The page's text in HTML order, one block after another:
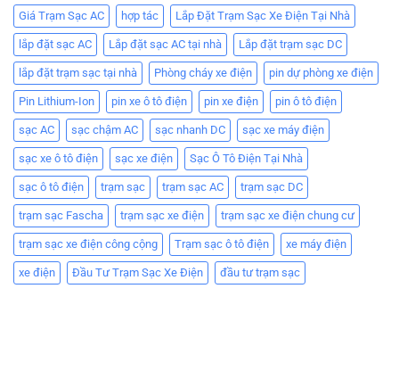
Giá Trạm Sạc AC hợp tác Lắp Đặt Trạm Sạc Xe Điện Tại Nhà
lắp đặt sạc AC Lắp đặt sạc AC tại nhà Lắp đặt trạm sạc DC
lắp đặt trạm sạc tại nhà Phòng cháy xe điện pin dự phòng xe điện
Pin Lithium-Ion pin xe ô tô điện pin xe điện pin ô tô điện
sạc AC sạc chậm AC sạc nhanh DC sạc xe máy điện
sạc xe ô tô điện sạc xe điện Sạc Ô Tô Điện Tại Nhà
sạc ô tô điện trạm sạc trạm sạc AC trạm sạc DC
trạm sạc Fascha trạm sạc xe điện trạm sạc xe điện chung cư
trạm sạc xe điện công cộng Trạm sạc ô tô điện xe máy điện
xe điện Đầu Tư Trạm Sạc Xe Điện đầu tư trạm sạc